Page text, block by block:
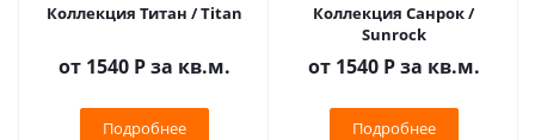
Коллекция Титан / Titan
от 1540 Р за кв.м.
Подробнее
Коллекция Санрок /
Sunrock
от 1540 Р за кв.м.
Подробнее